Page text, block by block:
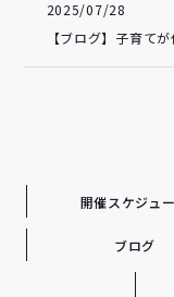
2025/07/28
【ブログ】子育て
開催スケジュ
ブログ